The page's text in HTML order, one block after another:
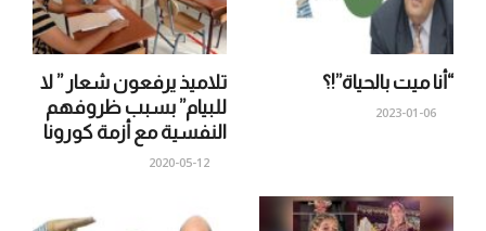
تلاميذ يرفعون شعار ” لا
للبيام” بسبب ظروفهم
النفسية مع أزمة كورونا
2020-05-12
“أنا ميت بالحياة”!؟
2023-01-06